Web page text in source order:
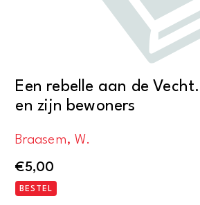
Een rebelle aan de
en zijn bewoners
Braasem, W.
€5,00
BESTEL